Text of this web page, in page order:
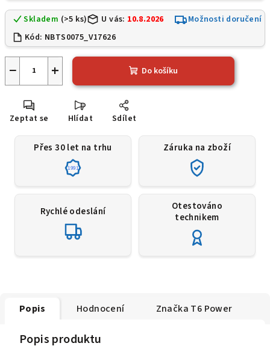
Skladem (>5 ks) U vás: 10.8.2026
Možnosti doručení
Kód: NBTS0075_V17626
+
− Do košíku
Zeptat se Hlídat Sdílet
Přes 30 let na trhu
1991
Záruka na zboží
Rychlé odeslání
Otestováno
technikem
Popis Hodnocení Značka T6 Power
Popis produktu